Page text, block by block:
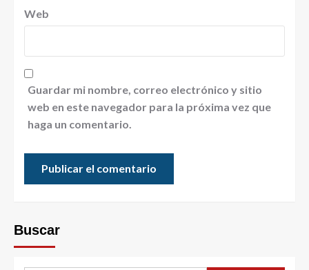
Web
Guardar mi nombre, correo electrónico y sitio
web en este navegador para la próxima vez que
haga un comentario.
Buscar